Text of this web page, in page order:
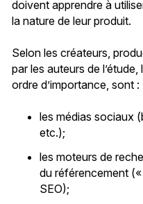
doivent apprendre à
la nature de leur produit.
Selon les créateurs,
par les auteurs de
ordre d’importance, sont :
les médias sociaux
etc.);
les moteurs de
du référencement
SEO);